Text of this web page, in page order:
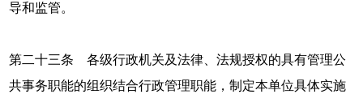
导和监管。
第二十三条 各级行政机关及法律、法规授权的具有管理公
共事务职能的组织结合行政管理职能，制定本单位具体实施